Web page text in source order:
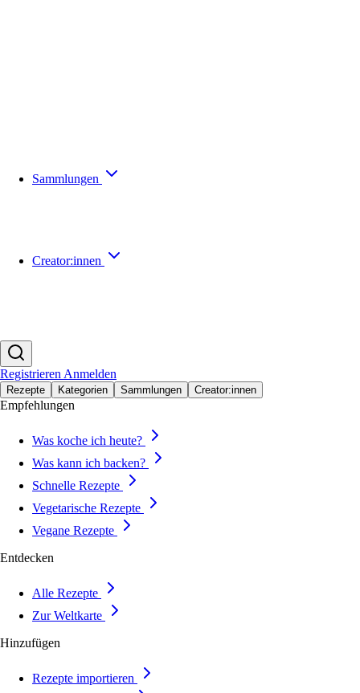
Sammlungen
Creator:innen
Registrieren Anmelden
Rezepte Kategorien Sammlungen Creator:innen
Empfehlungen
Was koche ich heute?
Was kann ich backen?
Schnelle Rezepte
Vegetarische Rezepte
Vegane Rezepte
Entdecken
Alle Rezepte
Zur Weltkarte
Hinzufügen
Rezepte importieren